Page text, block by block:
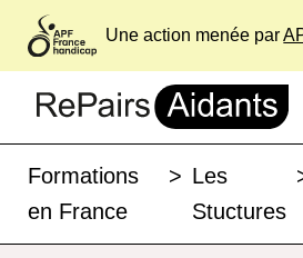
Une action menée par
Formations
en France
> Les
Stuctures